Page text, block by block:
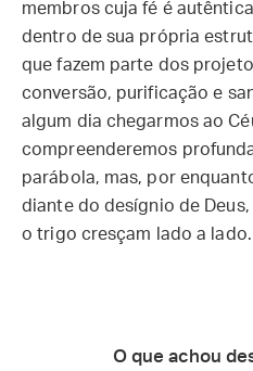
membros cuja fé é
dentro de sua própria
que fazem parte dos
conversão, purificação e
algum dia chegarmos ao
compreenderemos
parábola, mas, por
diante do desígnio de
o trigo cresçam lado a lado.
O que achou